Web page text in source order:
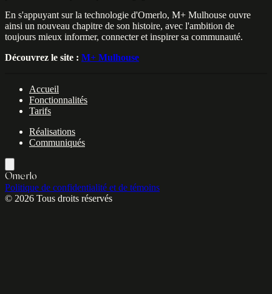
En s'appuyant sur la technologie d'Omerlo, M+ Mulhouse ouvre
ainsi un nouveau chapitre de son histoire, avec l'ambition de
toujours mieux informer, connecter et inspirer sa communauté.
Découvrez le site : M+ Mulhouse
Accueil
Fonctionnalités
Tarifs
Réalisations
Communiqués
Omerlo
Politique de confidentialité et de témoins
© 2026 Tous droits réservés